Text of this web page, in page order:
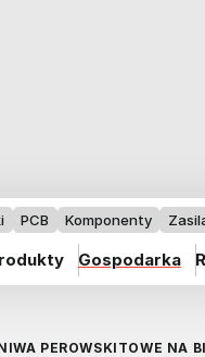
PCB Komponenty
Gospodarka
PEROWSKITOWE NA